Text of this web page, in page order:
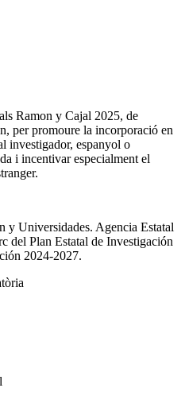
Ramon y Cajal 2025, de
per promoure la incorporació en
investigador, espanyol o
i incentivar especialment el
y Universidades. Agencia Estatal
del Plan Estatal de Investigación
2024-2027.